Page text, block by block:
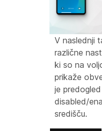
V naslednji
različne
ki so na
prikaže
je
disabled/
središču.